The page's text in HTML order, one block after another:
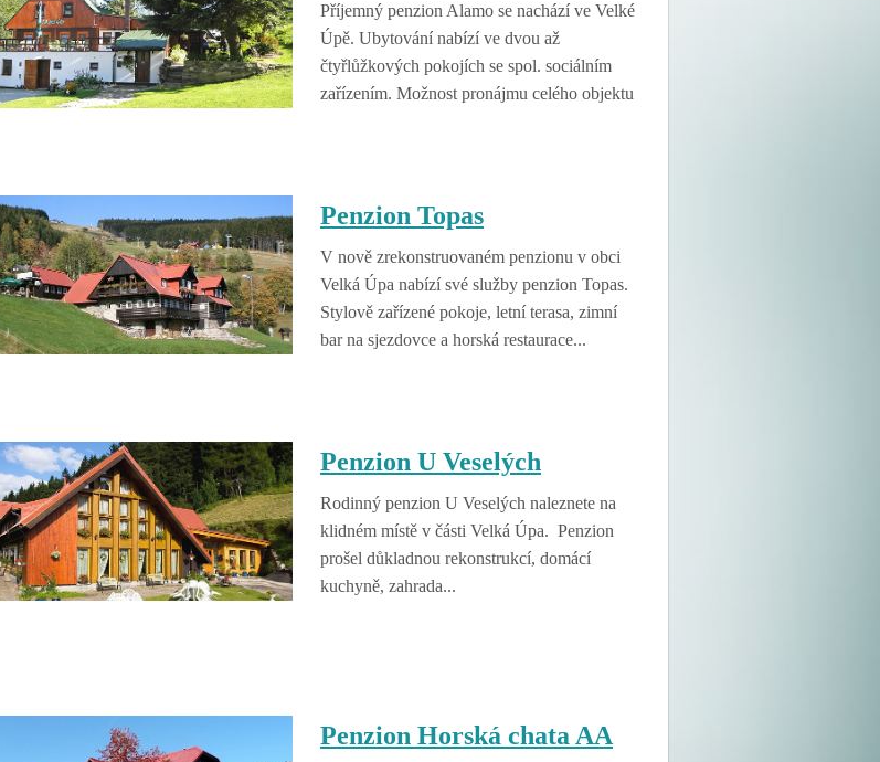
Příjemný penzion Alamo se nachází ve Velké
Úpě. Ubytování nabízí ve dvou až
čtyřlůžkových pokojích se spol. sociálním
zařízením. Možnost pronájmu celého objektu
Penzion Topas
V nově zrekonstruovaném penzionu v obci
Velká Úpa nabízí své služby penzion Topas.
Stylově zařízené pokoje, letní terasa, zimní
bar na sjezdovce a horská restaurace...
Penzion U Veselých
Rodinný penzion U Veselých naleznete na
klidném místě v části Velká Úpa. Penzion
prošel důkladnou rekonstrukcí, domácí
kuchyně, zahrada...
Penzion Horská chata AA